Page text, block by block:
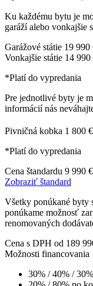
Ku každému bytu je
garáží alebo vonkajšie
Garážové státie 19 990
Vonkajšie státie 14 990
*Platí do vypredania
Pre jednotlivé byty je
informácií nás
Pivničná kobka 1 800
*Platí do vypredania
Cena štandardu 9 990 €
Zobraziť štandard
Všetky ponúkané byty
ponúkame možnosť
renomovaných
Cena s DPH od 189
Možnosti financovania
30% / 40% / 30%